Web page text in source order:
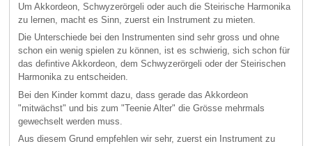
Um Akkordeon, Schwyzerörgeli oder auch die Steirische Harmonika
zu lernen, macht es Sinn, zuerst ein Instrument zu mieten.
Die Unterschiede bei den Instrumenten sind sehr gross und ohne
schon ein wenig spielen zu können, ist es schwierig, sich schon für
das defintive Akkordeon, dem Schwyzerörgeli oder der Steirischen
Harmonika zu entscheiden.
Bei den Kinder kommt dazu, dass gerade das Akkordeon
"mitwächst" und bis zum "Teenie Alter" die Grösse mehrmals
gewechselt werden muss.
Aus diesem Grund empfehlen wir sehr, zuerst ein Instrument zu